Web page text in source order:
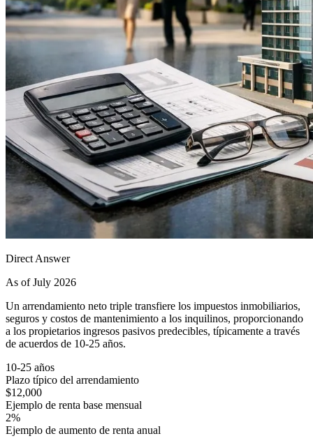
Direct Answer
As of July 2026
Un arrendamiento neto triple transfiere los impuestos inmobiliarios,
seguros y costos de mantenimiento a los inquilinos, proporcionando
a los propietarios ingresos pasivos predecibles, típicamente a través
de acuerdos de 10-25 años.
10-25 años
Plazo típico del arrendamiento
$12,000
Ejemplo de renta base mensual
2%
Ejemplo de aumento de renta anual